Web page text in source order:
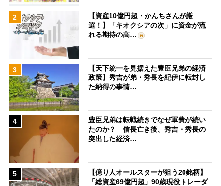
2
【資産10億円超・かんちさんが厳
選！】「キオクシアの次」に資金が流
れる期待の高…
3
【天下統一を見据えた豊臣兄弟の経済
政策】秀吉が弟・秀長を紀伊に転封し
た納得の事情…
4
豊臣兄弟は転戦続きでなぜ軍費が続い
たのか？ 信長亡き後、秀吉・秀長の
突出した経済…
5
【億り人オールスターが狙う20銘柄】
「総資産69億円超」90歳現役トレーダ